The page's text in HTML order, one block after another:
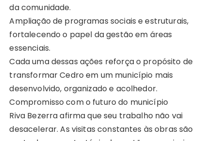
da comunidade.
Ampliação de programas sociais e estruturais,
fortalecendo o papel da gestão em áreas
essenciais.
Cada uma dessas ações reforça o propósito de
transformar Cedro em um município mais
desenvolvido, organizado e acolhedor.
Compromisso com o futuro do município
Riva Bezerra afirma que seu trabalho não vai
desacelerar. As visitas constantes às obras são